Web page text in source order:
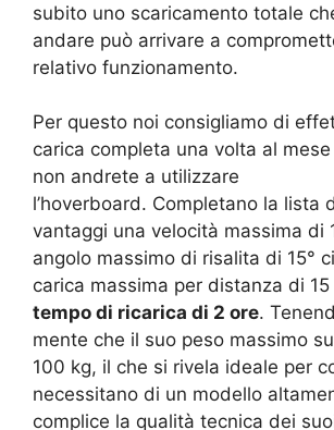
subito uno scaricamento totale
andare può arrivare a
relativo funzionamento.
Per questo noi consigliamo di
carica completa una volta al
non andrete a utilizzare
l’hoverboard. Completano la lista
vantaggi una velocità massima di
angolo massimo di risalita di 15°
carica massima per distanza di 15
tempo di ricarica di 2 ore.
mente che il suo peso massimo
100 kg, il che si rivela ideale per
necessitano di un modello
complice la qualità tecnica dei